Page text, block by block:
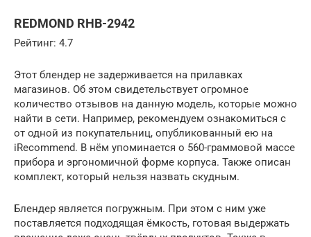
REDMOND RHB-2942
Рейтинг: 4.7
Этот блендер не задерживается на прилавках
магазинов. Об этом свидетельствует огромное
количество отзывов на данную модель, которые можно
найти в сети. Например, рекомендуем ознакомиться с
от одной из покупательниц, опубликованный ею на
iRecommend. В нём упоминается о 560-граммовой массе
прибора и эргономичной форме корпуса. Также описан
комплект, который нельзя назвать скудным.
Блендер является погружным. При этом с ним уже
поставляется подходящая ёмкость, готовая выдержать